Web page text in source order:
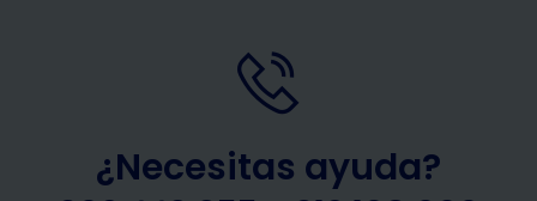
¿Necesitas ayuda?